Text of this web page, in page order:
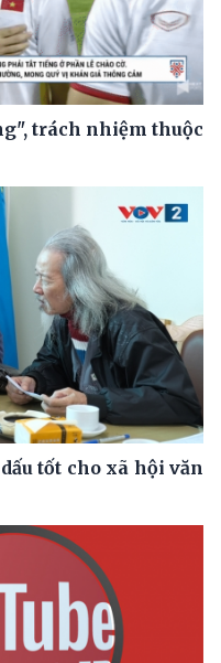
trách nhiệm thuộc
tốt cho xã hội văn